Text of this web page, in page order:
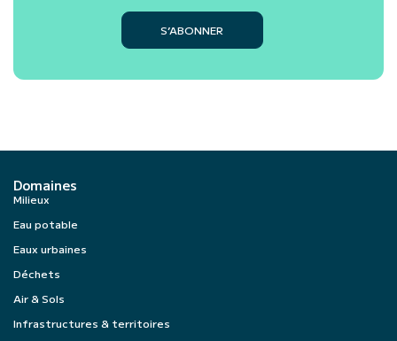
S’ABONNER
Domaines
Milieux
Eau potable
Eaux urbaines
Déchets
Air & Sols
Infrastructures & territoires